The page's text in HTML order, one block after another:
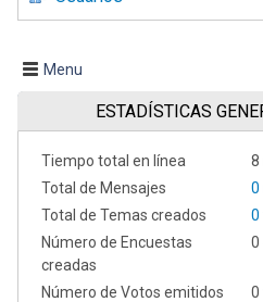
Menu
ESTADÍSTICAS
Tiempo total en línea
8
Total de Mensajes
0
Total de Temas creados
0
Número de Encuestas
creadas
0
Número de Votos emitidos 0